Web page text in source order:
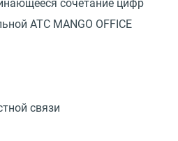
сочетание цифр
АТС MANGO OFFICE
связи